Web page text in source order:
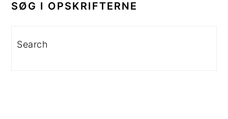
SØG I OPSKRIFTERNE
Search